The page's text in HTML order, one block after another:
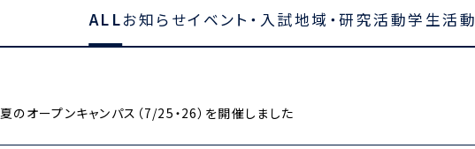
ALLお知らせイベント・入試地域・研究活動学生活動
夏のオープンキャンパス（7/25・26）を開催しました